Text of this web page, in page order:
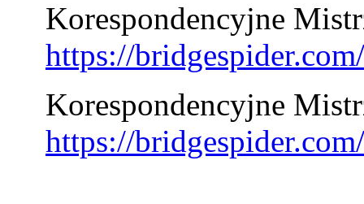
Korespondencyjne
https://
Korespondencyjne
https://